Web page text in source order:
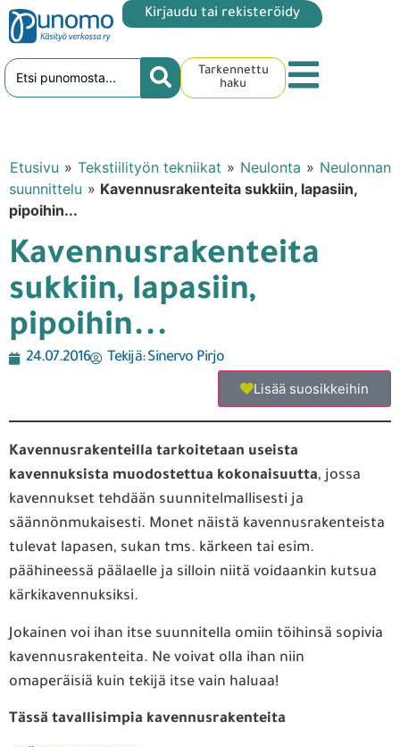
Kirjaudu tai rekisteröidy
Tarkennettu
haku
Etusivu » Tekstiilityön tekniikat » Neulonta » Neulonnan
suunnittelu » Kavennusrakenteita sukkiin, lapasiin,
pipoihin...
Kavennusrakenteita
sukkiin, lapasiin,
pipoihin...
24.07.2016 Tekijä:Sinervo Pirjo
Lisää suosikkeihin
Kavennusrakenteilla tarkoitetaan useista
kavennuksista muodostettua kokonaisuutta, jossa
kavennukset tehdään suunnitelmallisesti ja
säännönmukaisesti. Monet näistä kavennusrakenteista
tulevat lapasen, sukan tms. kärkeen tai esim.
päähineessä päälaelle ja silloin niitä voidaankin kutsua
kärkikavennuksiksi.
Jokainen voi ihan itse suunnitella omiin töihinsä sopivia
kavennusrakenteita. Ne voivat olla ihan niin
omaperäisiä kuin tekijä itse vain haluaa!
Tässä tavallisimpia kavennusrakenteita